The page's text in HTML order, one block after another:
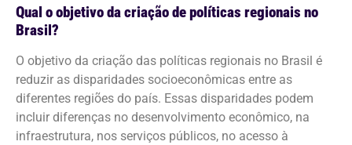
Qual o objetivo da criação de políticas regionais no
Brasil?
O objetivo da criação das políticas regionais no Brasil é
reduzir as disparidades socioeconômicas entre as
diferentes regiões do país. Essas disparidades podem
incluir diferenças no desenvolvimento econômico, na
infraestrutura, nos serviços públicos, no acesso à